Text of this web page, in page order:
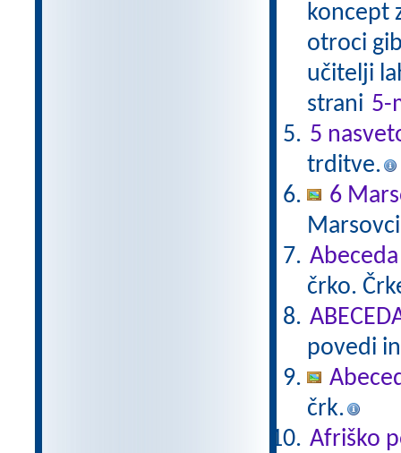
koncept
otroci
učitelji
strani 5-
5
trditve.
6
Abeceda
črko.
povedi
črk.
Afriško